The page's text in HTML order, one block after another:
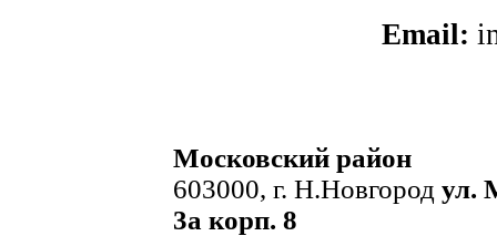
Email:
Московский район
603000, г. Н.Новгород ул.
3а корп. 8